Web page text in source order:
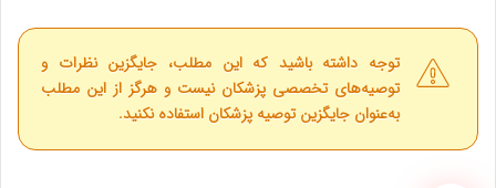
توجه داشته باشید که این مطلب، جایگزین نظرات و
توصیه‌های تخصصی پزشکان نیست و هرگز از این مطلب
به‌عنوان جایگزین توصیه پزشکان استفاده نکنید.